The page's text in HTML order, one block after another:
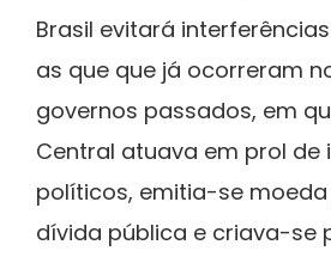
Brasil evitará
as que que já ocorreram
governos passados, em
Central atuava em prol de
políticos, emitia-se
dívida pública e criava-se